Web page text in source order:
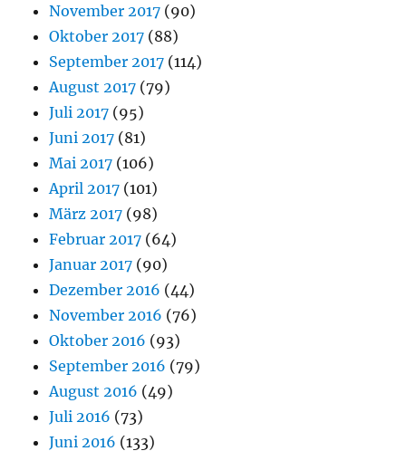
November 2017 (90)
Oktober 2017 (88)
September 2017 (114)
August 2017 (79)
Juli 2017 (95)
Juni 2017 (81)
Mai 2017 (106)
April 2017 (101)
März 2017 (98)
Februar 2017 (64)
Januar 2017 (90)
Dezember 2016 (44)
November 2016 (76)
Oktober 2016 (93)
September 2016 (79)
August 2016 (49)
Juli 2016 (73)
Juni 2016 (133)